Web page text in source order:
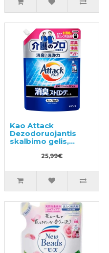
Kao Attack
Dezodoruojantis
skalbimo gelis,
užpildas 1150g
25,99€